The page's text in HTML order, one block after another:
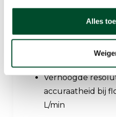
Alles
en
Hoge resolutie
gemeten flow
Verhoogde
accuraatheid bij
L/min